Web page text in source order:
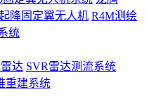
降固定翼无人机 R4M测绘
统
达 SVR雷达测流系统
重建系统